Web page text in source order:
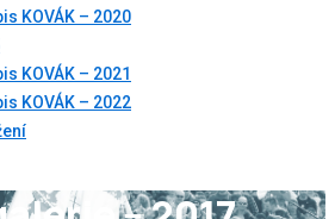
KOVÁK – 2020
KOVÁK – 2021
KOVÁK – 2022